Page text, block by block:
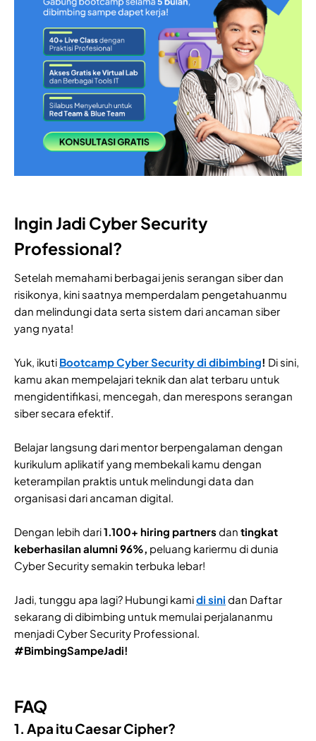
Ingin Jadi Cyber Security
Professional?
Setelah memahami berbagai jenis serangan siber dan
risikonya, kini saatnya memperdalam pengetahuanmu
dan melindungi data serta sistem dari ancaman siber
yang nyata!
Yuk, ikuti Bootcamp Cyber Security di dibimbing! Di sini,
kamu akan mempelajari teknik dan alat terbaru untuk
mengidentifikasi, mencegah, dan merespons serangan
siber secara efektif.
Belajar langsung dari mentor berpengalaman dengan
kurikulum aplikatif yang membekali kamu dengan
keterampilan praktis untuk melindungi data dan
organisasi dari ancaman digital.
Dengan lebih dari1.100+ hiring partners dan tingkat
keberhasilan alumni 96%, peluang kariermu di dunia
Cyber Security semakin terbuka lebar!
Jadi, tunggu apa lagi? Hubungi kamidi sini dan Daftar
sekarang di dibimbing untuk memulai perjalananmu
menjadi Cyber Security Professional.
#BimbingSampeJadi!
FAQ
1. Apa itu Caesar Cipher?